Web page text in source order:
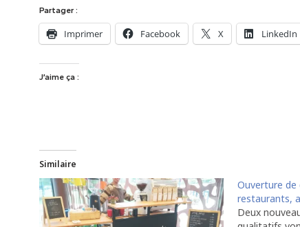
Partager :
Imprimer Facebook X LinkedIn
J’aime ça :
Similaire
Ouverture de
restaurants,
Deux